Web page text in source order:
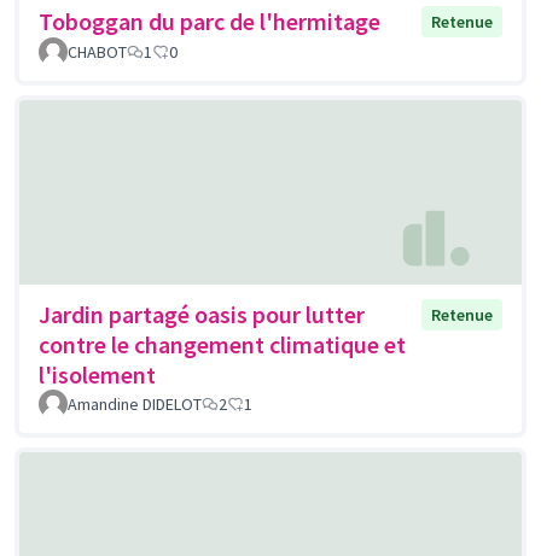
Toboggan du parc de l'hermitage
Retenue
CHABOT
1 0
Jardin partagé oasis pour lutter
contre le changement climatique et
l'isolement
Retenue
Amandine DIDELOT 2 1